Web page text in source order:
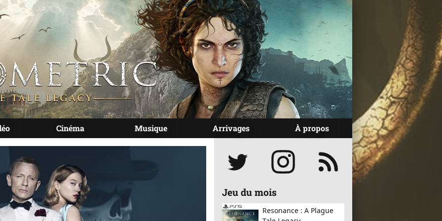
Cinéma Musique Arrivages À propos
Réseaux
Jeu du mois
Resonance : A Plague